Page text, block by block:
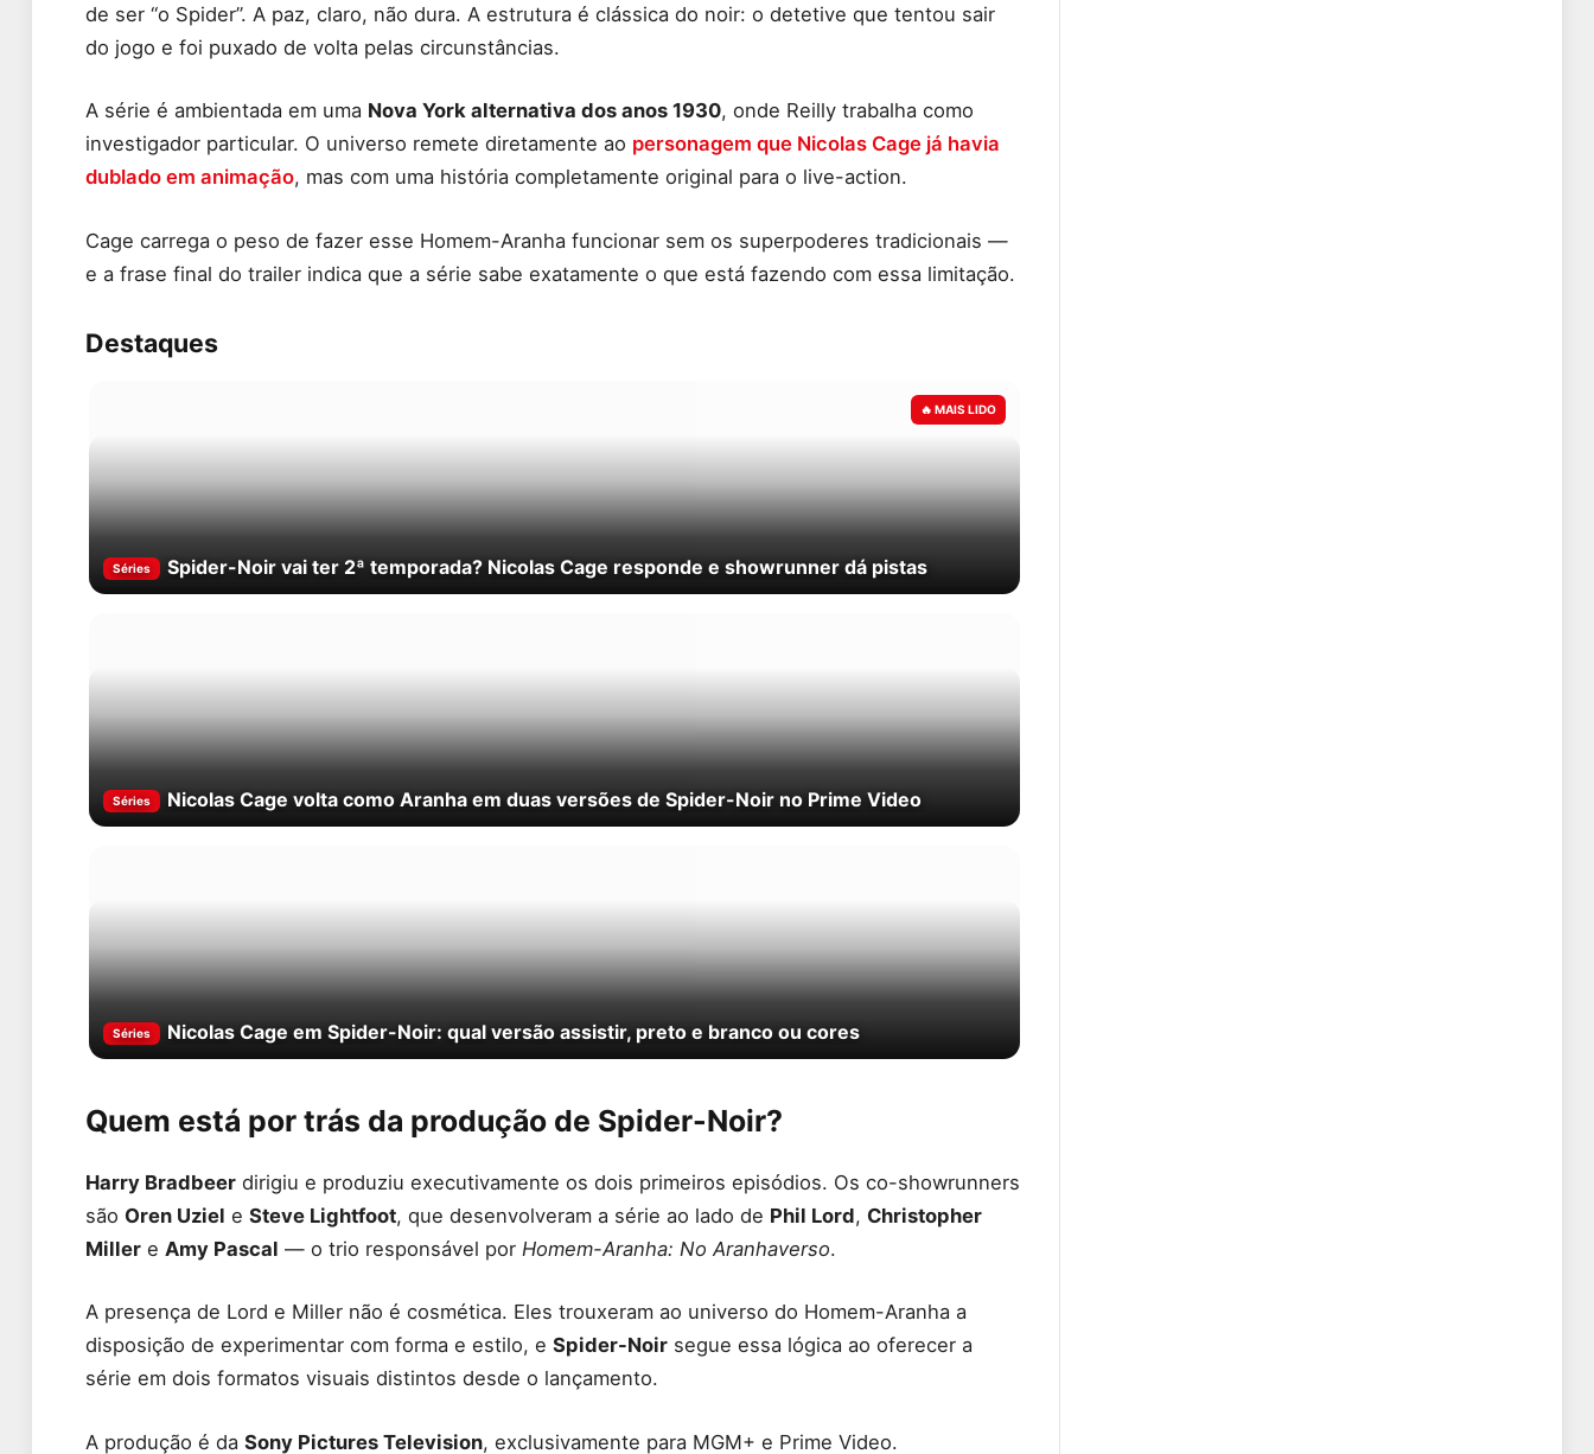
de ser “o Spider”. A paz, claro, não dura. A estrutura é clássica do noir: o detetive que tentou sair
do jogo e foi puxado de volta pelas circunstâncias.
A série é ambientada em uma Nova York alternativa dos anos 1930, onde Reilly trabalha como
investigador particular. O universo remete diretamente ao personagem que Nicolas Cage já havia
dublado em animação, mas com uma história completamente original para o live-action.
Cage carrega o peso de fazer esse Homem-Aranha funcionar sem os superpoderes tradicionais —
e a frase final do trailer indica que a série sabe exatamente o que está fazendo com essa limitação.
Destaques
Séries Spider-Noir vai ter 2ª temporada? Nicolas Cage responde e showrunner dá pistas
Séries Nicolas Cage volta como Aranha em duas versões de Spider-Noir no Prime Video
Séries Nicolas Cage em Spider-Noir: qual versão assistir, preto e branco ou cores
Quem está por trás da produção de Spider-Noir?
Harry Bradbeer dirigiu e produziu executivamente os dois primeiros episódios. Os co-showrunners
são Oren Uziel e Steve Lightfoot, que desenvolveram a série ao lado de Phil Lord, Christopher
Miller e Amy Pascal — o trio responsável por Homem-Aranha: No Aranhaverso.
A presença de Lord e Miller não é cosmética. Eles trouxeram ao universo do Homem-Aranha a
disposição de experimentar com forma e estilo, e Spider-Noir segue essa lógica ao oferecer a
série em dois formatos visuais distintos desde o lançamento.
A produção é da Sony Pictures Television, exclusivamente para MGM+ e Prime Video.